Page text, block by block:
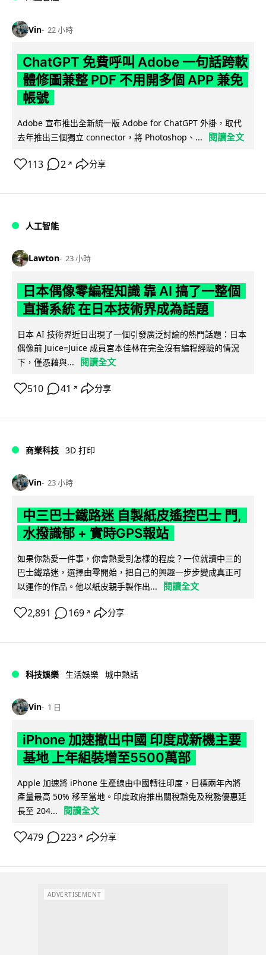
Vin 22 小時
ChatGPT 免費呼叫 Adobe 一句話跨軟
體修圖兼整 PDF 不用開多個 APP 兼免
帳號
Adobe 宣布推出全新統一版 Adobe for ChatGPT 外掛，取代
去年推出三個獨立 connector，將 Photoshop、...
閱讀全文
113 2 ↗ 分享
人工智能
Lawton 23 小時
日本偶像零編程知識 靠 AI 搞了一整個
直播系統 在日本技術界成為話題
日本 AI 技術界近日出現了一個引發廣泛討論的熱門話題：日本
偶像前 Juice=Juice 成員宮本佳林在完全沒有編程經驗的情況
下，僅憑藉與...
閱讀全文
510 41 ↗ 分享
商業科技 3D 打印
Vin 23 小時
中三巴士鐵路迷 自製紙皮遙控巴士 門,
水撥識郁 + 實時GPS報站
如果你熱愛一件事，你會熱愛到怎樣的程度？一位就讀中三的
巴士鐵路迷，選擇由零開始，把自己的興趣一步步變成真正可
以運作的作品。他以紙皮親手製作出...
閱讀全文
2,891 169 ↗ 分享
科技娛樂 生活娛樂 城中熱話
Vin 1 日
iPhone 加速撤出中國 印度成新機主要
基地 上年組裝增至5500萬部
Apple 加速將 iPhone 生產線由中國轉往印度，目標兩年內將
產量最高 50% 移至當地。印度政府推出關稅豁免及稅務優惠延
長至 204...
閱讀全文
479 223 ↗ 分享
ADVERTISEMENT